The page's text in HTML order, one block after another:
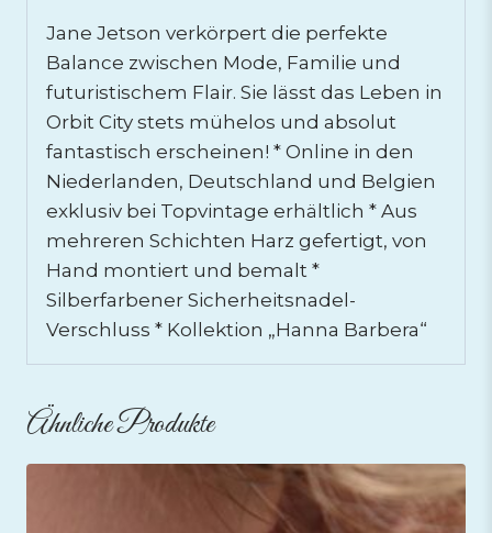
Jane Jetson verkörpert die perfekte
Balance zwischen Mode, Familie und
futuristischem Flair. Sie lässt das Leben in
Orbit City stets mühelos und absolut
fantastisch erscheinen! * Online in den
Niederlanden, Deutschland und Belgien
exklusiv bei Topvintage erhältlich * Aus
mehreren Schichten Harz gefertigt, von
Hand montiert und bemalt *
Silberfarbener Sicherheitsnadel-
Verschluss * Kollektion „Hanna Barbera“
Ähnliche Produkte